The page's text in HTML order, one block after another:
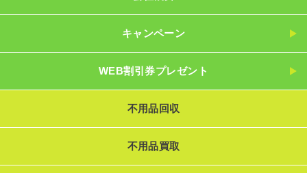
キャンペーン
WEB割引券プレゼント
不用品回収
不用品買取